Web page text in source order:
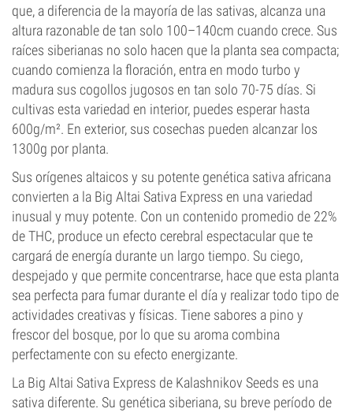
que, a diferencia de la mayoría de las sativas, alcanza una
altura razonable de tan solo 100–140cm cuando crece. Sus
raíces siberianas no solo hacen que la planta sea compacta;
cuando comienza la floración, entra en modo turbo y
madura sus cogollos jugosos en tan solo 70-75 días. Si
cultivas esta variedad en interior, puedes esperar hasta
600g/m². En exterior, sus cosechas pueden alcanzar los
1300g por planta.
Sus orígenes altaicos y su potente genética sativa africana
convierten a la Big Altai Sativa Express en una variedad
inusual y muy potente. Con un contenido promedio de 22%
de THC, produce un efecto cerebral espectacular que te
cargará de energía durante un largo tiempo. Su ciego,
despejado y que permite concentrarse, hace que esta planta
sea perfecta para fumar durante el día y realizar todo tipo de
actividades creativas y físicas. Tiene sabores a pino y
frescor del bosque, por lo que su aroma combina
perfectamente con su efecto energizante.
La Big Altai Sativa Express de Kalashnikov Seeds es una
sativa diferente. Su genética siberiana, su breve período de